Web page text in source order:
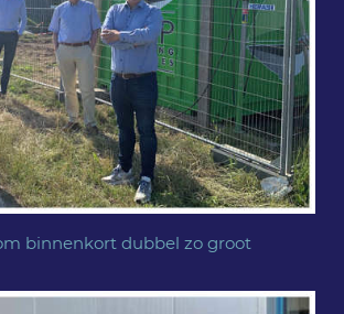
binnenkort dubbel zo groot